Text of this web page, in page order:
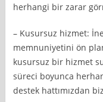
herhangi bir zarar
– Kusursuz hizmet:
memnuniyetini ön
kusursuz bir hizmet
süreci boyunca
destek hattımızdan